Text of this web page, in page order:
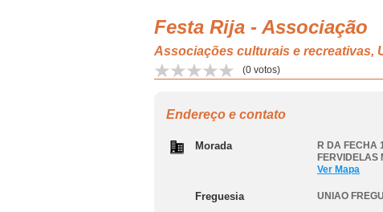
Festa Rija - Associação
Associações culturais e recreativas,
(0 votos)
Endereço e contato
Morada R DA FECHA
FERVIDELAS
Ver Mapa
Freguesia UNIAO